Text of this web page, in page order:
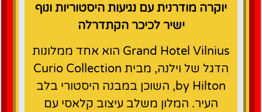
יוקרה מודרנית עם נגיעות היסטוריות ונוף
ישיר לכיכר הקתדרלה
Grand Hotel Vilnius הוא אחד ממלונות
הדגל של וילנה, מבית Curio Collection
by Hilton, השוכן במבנה היסטורי בלב
העיר. המלון משלב עיצוב קלאסי עם